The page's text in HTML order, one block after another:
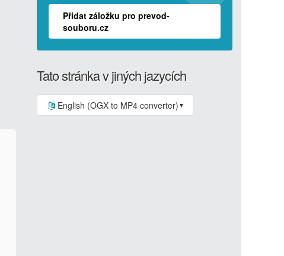
Přidat záložku pro prevod-
souboru.cz
Tato stránka v jiných jazycích
English (OGX to MP4 converter) ▼